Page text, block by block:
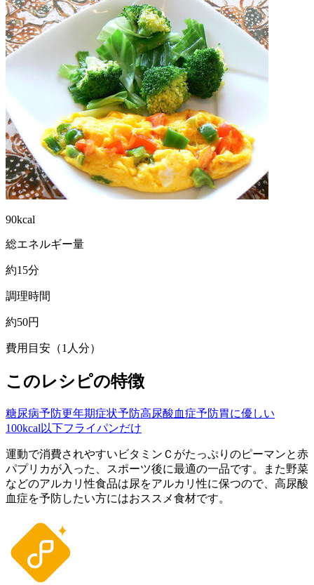
90kcal
総エネルギー量
約15分
調理時間
約50円
費用目安（1人分）
このレシピの特徴
糖尿病予防更年期症状予防高尿酸血症予防胃に優しい
100kcal以下フライパンだけ
運動で消費されやすいビタミンＣがたっぷりのピーマンと赤
パプリカが入った、スポーツ後に最適の一品です。また野菜
などのアルカリ性食品は尿をアルカリ性に保つので、高尿酸
血症を予防したい方にはおススメ食材です。